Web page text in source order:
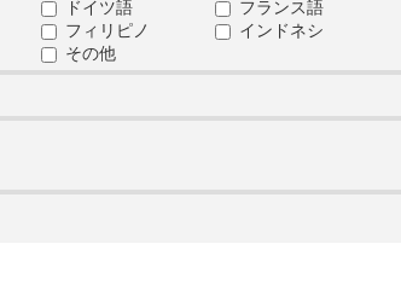
ドイツ語
フランス語
フィリピノ
インドネシ
その他